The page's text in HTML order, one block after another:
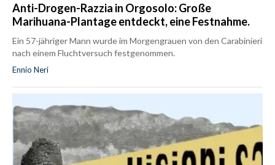
Anti-Drogen-Razzia in Orgosolo: Große
Marihuana-Plantage entdeckt, eine Festnahme.
Ein 57-jähriger Mann wurde im Morgengrauen von den Carabinieri
nach einem Fluchtversuch festgenommen.
Ennio Neri